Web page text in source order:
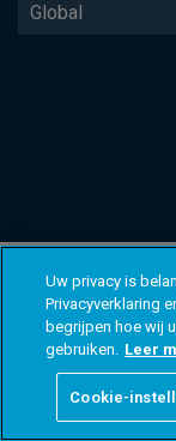
Global
Uw privacy is
Privacyverklaring
begrijpen hoe wij
gebruiken. Leer
Cookie-